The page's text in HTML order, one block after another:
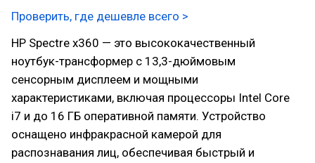
Проверить, где дешевле всего >
HP Spectre x360 — это высококачественный
ноутбук-трансформер с 13,3-дюймовым
сенсорным дисплеем и мощными
характеристиками, включая процессоры Intel Core
i7 и до 16 ГБ оперативной памяти. Устройство
оснащено инфракрасной камерой для
распознавания лиц, обеспечивая быстрый и